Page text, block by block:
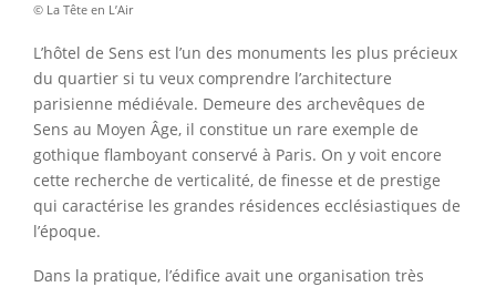
© La Tête en L’Air
L’hôtel de Sens est l’un des monuments les plus précieux
du quartier si tu veux comprendre l’architecture
parisienne médiévale. Demeure des archevêques de
Sens au Moyen Âge, il constitue un rare exemple de
gothique flamboyant conservé à Paris. On y voit encore
cette recherche de verticalité, de finesse et de prestige
qui caractérise les grandes résidences ecclésiastiques de
l’époque.
Dans la pratique, l’édifice avait une organisation très